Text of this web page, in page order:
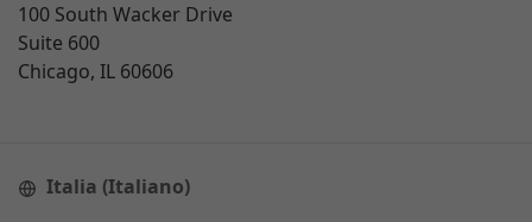
100 South Wacker Drive
Suite 600
Chicago, IL 60606
Italia (Italiano)